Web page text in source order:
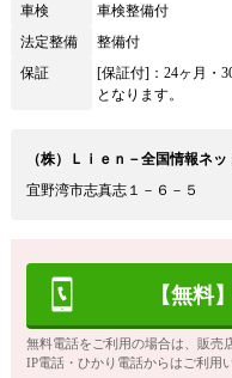
車検
車検整備付
法定整備
整備付
保証
[保証付]：24ヶ月・
となります。
（株）Ｌｉｅｎ－全国情報ネッ
宜野湾市志真志１－６－５
【無料
無料電話をご利用の場合は、販売
IP電話・ひかり電話からはご利用